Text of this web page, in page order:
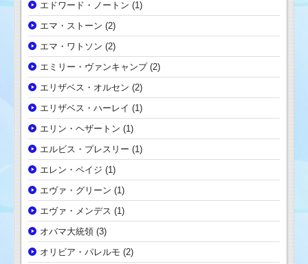
エドワード・ノートン (1)
エマ・ストーン (2)
エマ・ワトソン (2)
エミリー・ヴァンキャンプ(2)
エリザベス・オルセン (2)
エリザベス・ハーレイ (1)
エリン・ヘザートン (1)
エルビス・プレスリー (1)
エレン・ペイジ (1)
エヴァ・グリーン (1)
エヴァ・メンデス (1)
オバマ大統領 (3)
オリビア・パレルモ (2)